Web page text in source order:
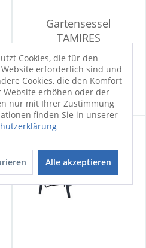
Gartensessel
TAMIRES
UVP 2.199,00 €
1.099,50 €
WERBUNG
Cookies, die für den
erforderlich sind und
Cookies, die den Komfort
erhöhen oder der
nur mit Ihrer Zustimmung
finden Sie in unserer
Alle akzeptieren